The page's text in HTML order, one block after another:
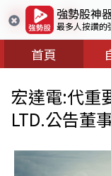
強勢股神
最多人按讚的
首頁
宏達電:代重
LTD.公告董